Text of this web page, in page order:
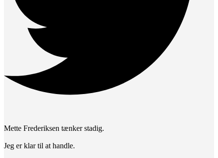
Mette Frederiksen tænker stadig.
Jeg er klar til at handle.